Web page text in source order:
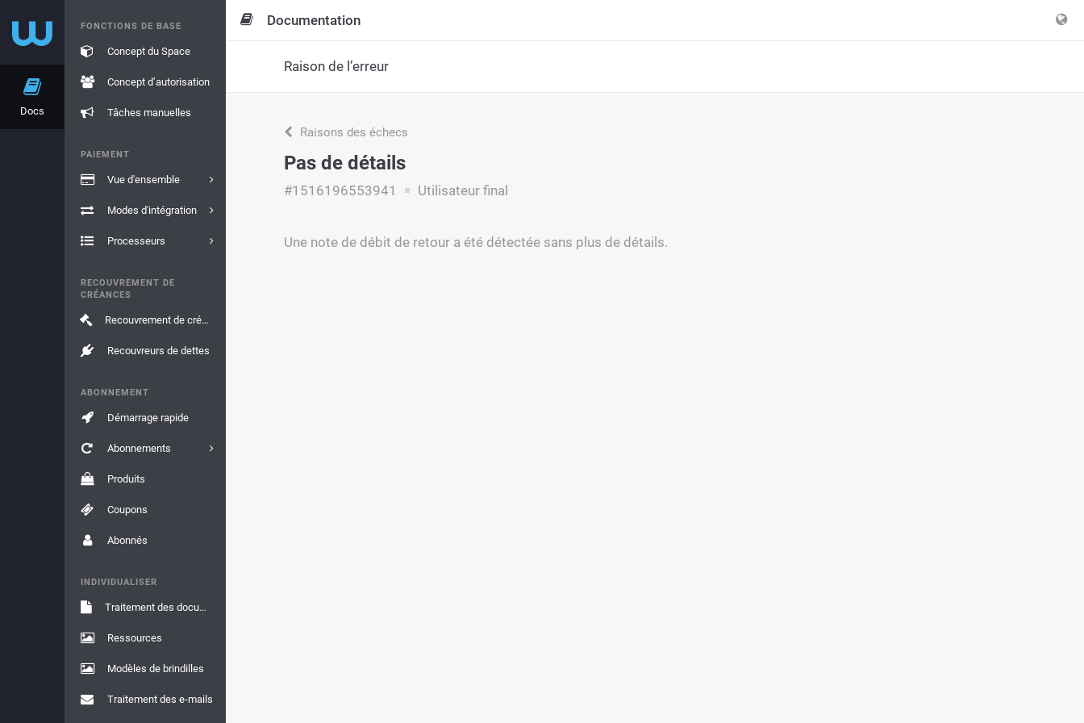
Docs
FONCTIONS DE BASE
Concept du Space
Concept d’autorisation
Tâches manuelles
PAIEMENT
Vue d'ensemble
Modes d'intégration
Processeurs
RECOUVREMENT DE
CRÉANCES
Recouvrement de créances
Recouvreurs de dettes
ABONNEMENT
Démarrage rapide
Abonnements
Produits
Coupons
Abonnés
INDIVIDUALISER
Traitement des documents
Ressources
Modèles de brindilles
Traitement des e-mails
Documentation
Raison de l’erreur
Raisons des échecs
Pas de détails
#1516196553941 Utilisateur final
Une note de débit de retour a été détectée sans plus de détails.